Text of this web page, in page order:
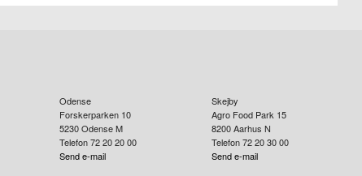
Odense
Forskerparken 10
5230 Odense M
Telefon 72 20 20 00
Send e-mail
Skejby
Agro Food Park 15
8200Aarhus N
Telefon 72 20 30 00
Send e-mail